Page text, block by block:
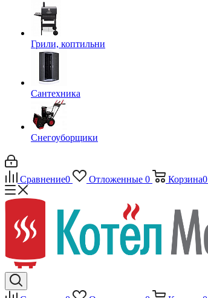
Грили, коптильни
Сантехника
Снегоуборщики
Сравнение0 Отложенные 0 Корзина0